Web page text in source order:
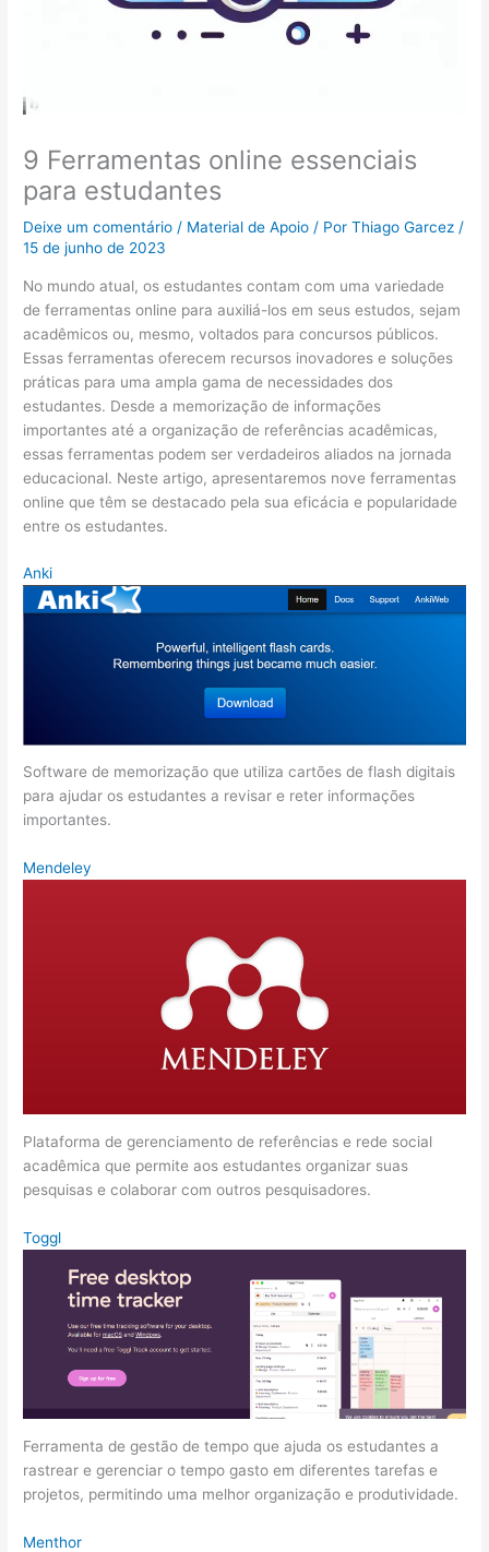
9 Ferramentas online essenciais
para estudantes
Deixe um comentário / Material de Apoio / PorThiago Garcez /
15 de junho de 2023
No mundo atual, os estudantes contam com uma variedade
de ferramentas online para auxiliá-los em seus estudos, sejam
acadêmicos ou, mesmo, voltados para concursos públicos.
Essas ferramentas oferecem recursos inovadores e soluções
práticas para uma ampla gama de necessidades dos
estudantes. Desde a memorização de informações
importantes até a organização de referências acadêmicas,
essas ferramentas podem ser verdadeiros aliados na jornada
educacional. Neste artigo, apresentaremos nove ferramentas
online que têm se destacado pela sua eficácia e popularidade
entre os estudantes.
Anki
Software de memorização que utiliza cartões de flash digitais
para ajudar os estudantes a revisar e reter informações
importantes.
Mendeley
Plataforma de gerenciamento de referências e rede social
acadêmica que permite aos estudantes organizar suas
pesquisas e colaborar com outros pesquisadores.
Toggl
Ferramenta de gestão de tempo que ajuda os estudantes a
rastrear e gerenciar o tempo gasto em diferentes tarefas e
projetos, permitindo uma melhor organização e produtividade.
Menthor